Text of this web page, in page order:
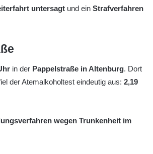
untersagt und ein Strafverfahren
in der Pappelstraße in Altenburg. Dort
der Atemalkoholtest eindeutig aus: 2,19
wegen Trunkenheit im